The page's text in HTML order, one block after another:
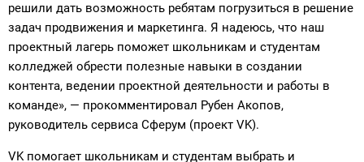
решили дать возможность ребятам погрузиться в решение
задач продвижения и маркетинга. Я надеюсь, что наш
проектный лагерь поможет школьникам и студентам
колледжей обрести полезные навыки в создании
контента, ведении проектной деятельности и работы в
команде», — прокомментировал Рубен Акопов,
руководитель сервиса Сферум (проект VK).
VK помогает школьникам и студентам выбрать и